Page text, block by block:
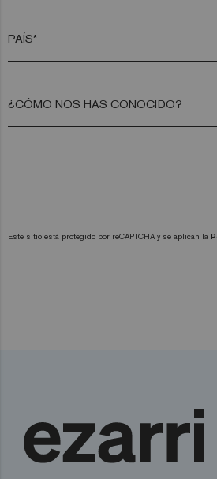
Este sitio está protegido por reCAPTCHA y se aplican la